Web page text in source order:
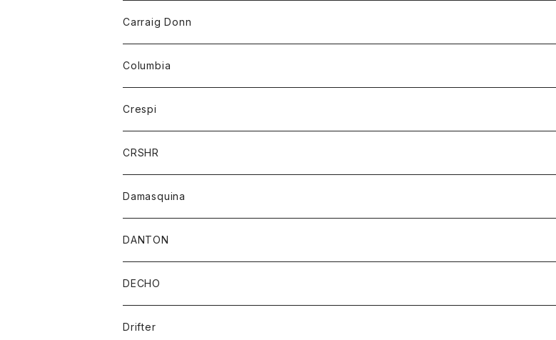
チーフ
バンダナ
トレーナー
パーカー
ショートパンツ
オーバーオール
カーディガン
Tシャツ
パーカー
ハーフスリーブTシャツ
Carraig Donn
ニット
Columbia
アウター
ジャケット
Crespi
ジャケット
ワンピース
ブラウス
CRSHR
キャップ
Damasquina
ウォレット
カードケース
バッグ
DANTON
アウター
コート
アクセサリー
DECHO
帽子
Drifter